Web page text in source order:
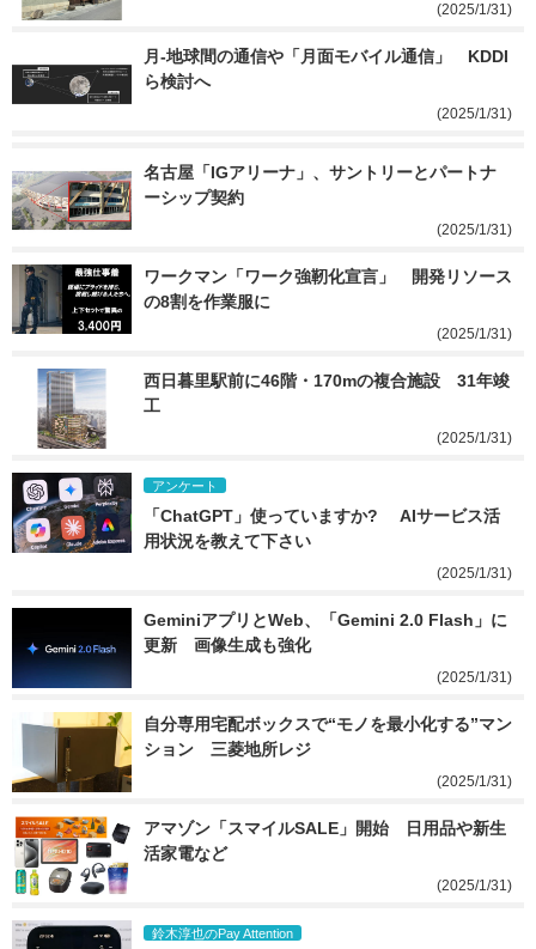
(2025/1/31)
月-地球間の通信や「月面モバイル通信」　KDDI
ら検討へ
(2025/1/31)
名古屋「IGアリーナ」、サントリーとパートナ
ーシップ契約
(2025/1/31)
ワークマン「ワーク強靭化宣言」　開発リソース
の8割を作業服に
(2025/1/31)
西日暮里駅前に46階・170mの複合施設　31年竣
工
(2025/1/31)
アンケート
「ChatGPT」使っていますか? 　AIサービス活
用状況を教えて下さい
(2025/1/31)
GeminiアプリとWeb、「Gemini 2.0 Flash」に
更新　画像生成も強化
(2025/1/31)
自分専用宅配ボックスで“モノを最小化する”マン
ション　三菱地所レジ
(2025/1/31)
アマゾン「スマイルSALE」開始　日用品や新生
活家電など
(2025/1/31)
鈴木淳也のPay Attention